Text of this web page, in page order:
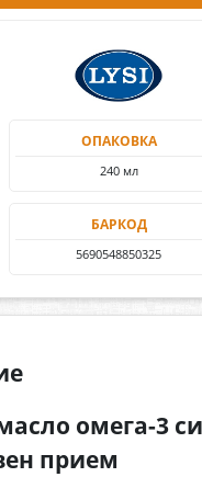
ОПАКОВКА
240 мл
БАРКОД
5690548850325
омега-3
прием